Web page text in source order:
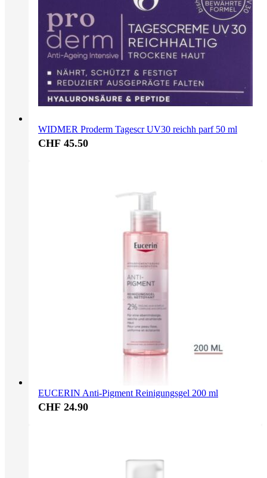
WIDMER Proderm Tagescr UV30 reichh parf 50 ml
CHF 45.50
EUCERIN Anti-Pigment Reinigungsgel 200 ml
CHF 24.90